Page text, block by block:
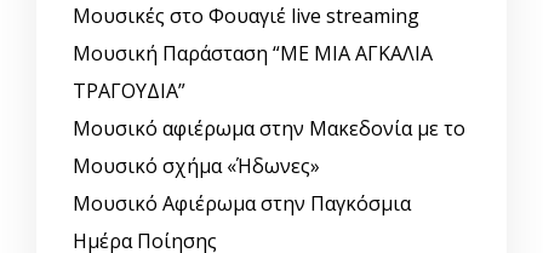
Μουσικές στο Φουαγιέ live streaming
Μουσική Παράσταση “ΜΕ ΜΙΑ ΑΓΚΑΛΙΑ
ΤΡΑΓΟΥΔΙΑ”
Μουσικό αφιέρωμα στην Μακεδονία με το
Μουσικό σχήμα «Ήδωνες»
Μουσικό Αφιέρωμα στην Παγκόσμια
Ημέρα Ποίησης